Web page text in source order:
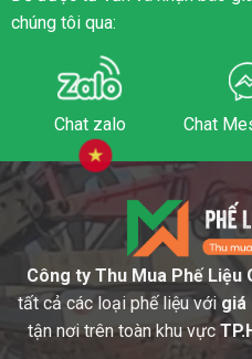
chúng tôi qua:
Chat zalo Chat
Công ty Thu Mua Phế Liệu
tất cả các loại phế liệu vớigiá
tận nơi trên toàn khu vực